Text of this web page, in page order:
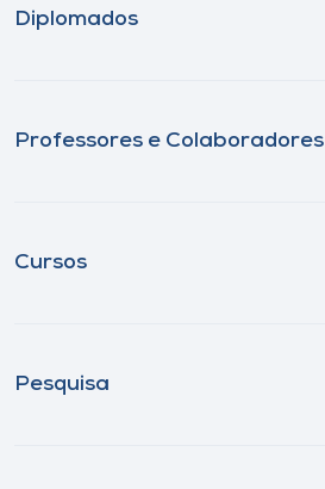
Diplomados
Professores e Colaboradores
Cursos
Pesquisa